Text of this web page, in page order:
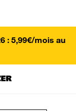
: 5,99€/mois au